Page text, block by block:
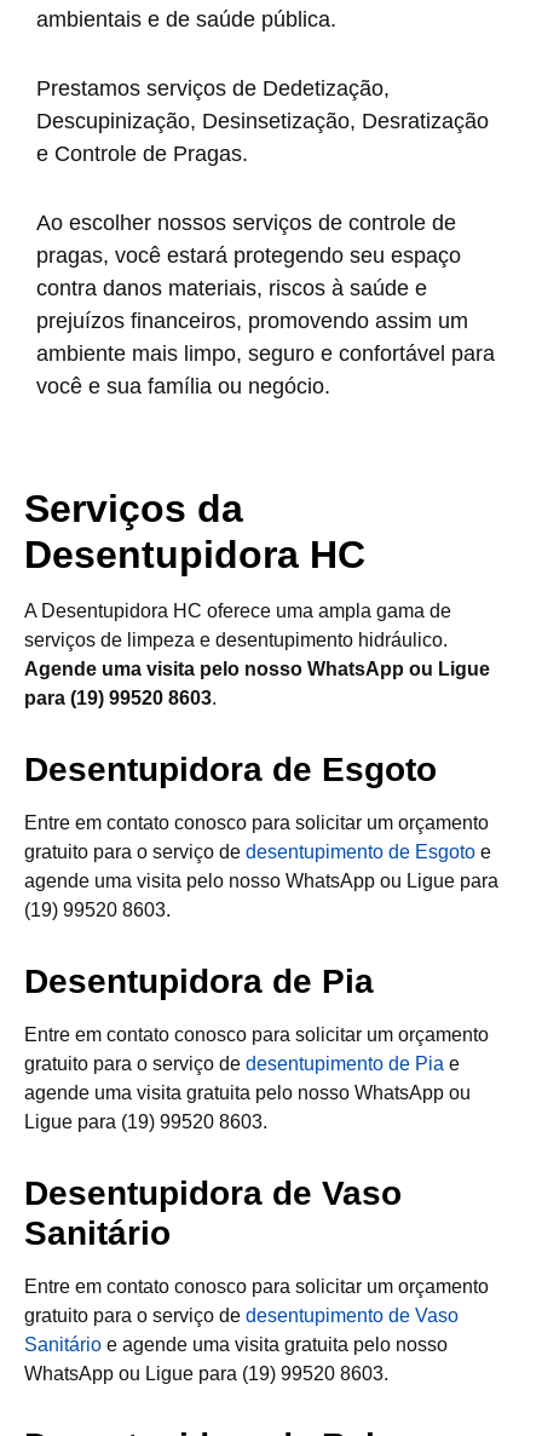
ambientais e de saúde pública.
Prestamos serviços de Dedetização,
Descupinização, Desinsetização, Desratização
e Controle de Pragas.
Ao escolher nossos serviços de controle de
pragas, você estará protegendo seu espaço
contra danos materiais, riscos à saúde e
prejuízos financeiros, promovendo assim um
ambiente mais limpo, seguro e confortável para
você e sua família ou negócio.
Serviços da
Desentupidora HC
A Desentupidora HC oferece uma ampla gama de
serviços de limpeza e desentupimento hidráulico.
Agende uma visita pelo nosso WhatsApp ou Ligue
para (19) 99520 8603.
Desentupidora de Esgoto
Entre em contato conosco para solicitar um orçamento
gratuito para o serviço de desentupimento de Esgoto e
agende uma visita pelo nosso WhatsApp ou Ligue para
(19) 99520 8603.
Desentupidora de Pia
Entre em contato conosco para solicitar um orçamento
gratuito para o serviço de desentupimento de Pia e
agende uma visita gratuita pelo nosso WhatsApp ou
Ligue para (19) 99520 8603.
Desentupidora de Vaso
Sanitário
Entre em contato conosco para solicitar um orçamento
gratuito para o serviço de desentupimento de Vaso
Sanitário e agende uma visita gratuita pelo nosso
WhatsApp ou Ligue para (19) 99520 8603.